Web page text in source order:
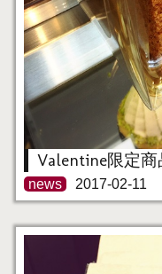
Valentine限定商
news 2017-02-11